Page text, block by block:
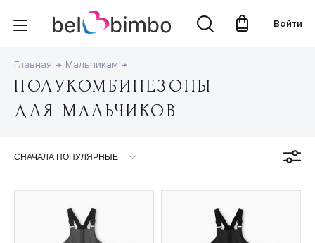
Войти
Главная Мальчикам
ПОЛУКОМБИНЕЗОНЫ
ДЛЯ МАЛЬЧИКОВ